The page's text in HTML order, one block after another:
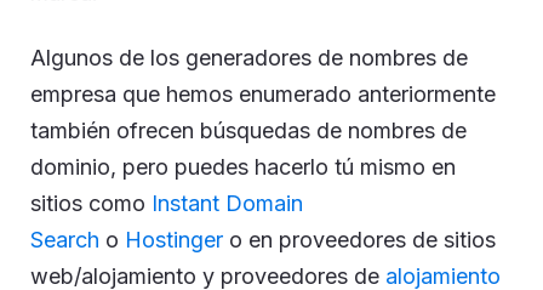
Algunos de los generadores de nombres de
empresa que hemos enumerado anteriormente
también ofrecen búsquedas de nombres de
dominio, pero puedes hacerlo tú mismo en
sitios como Instant Domain
Search o Hostinger o en proveedores de sitios
web/alojamiento y proveedores de alojamiento